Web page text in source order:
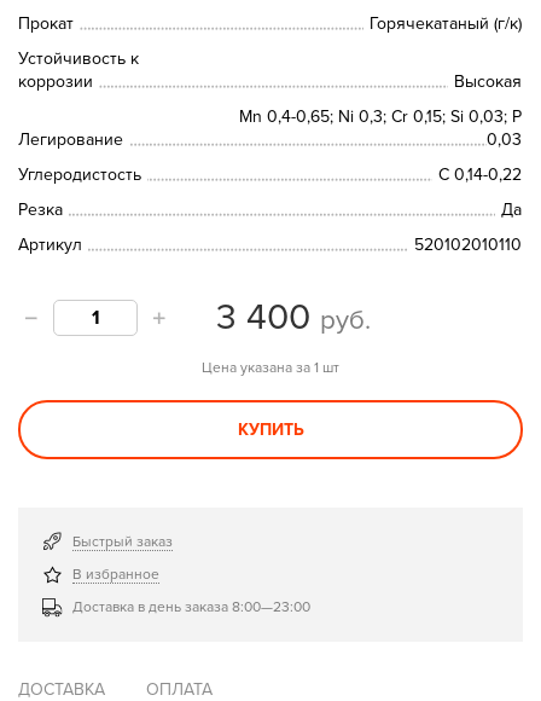
Прокат
Горячекатаный (г/к)
Устойчивость к
коррозии
Высокая
Легирование
Mn 0,4-0,65; Ni 0,3; Cr 0,15; Si 0,03; P
0,03
Углеродистость
С 0,14-0,22
Резка
Да
Артикул
520102010110
3 400 руб.
Цена указана за 1 шт
КУПИТЬ
Быстрый заказ
В избранное
Доставка в день заказа 8:00—23:00
ДОСТАВКА ОПЛАТА